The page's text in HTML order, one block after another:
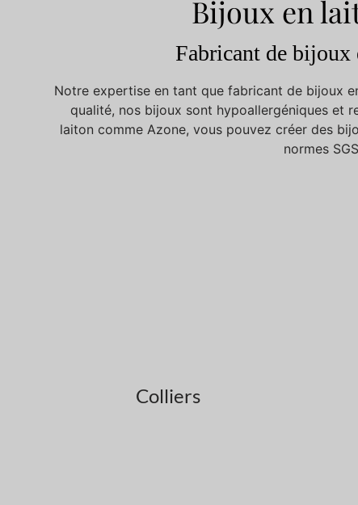
Bijoux en
Fabricant de bijoux
Notre expertise en tant que fabricant de bijoux
qualité, nos bijoux sont hypoallergéniques et
laiton comme Azone, vous pouvez créer des
normes
Colliers